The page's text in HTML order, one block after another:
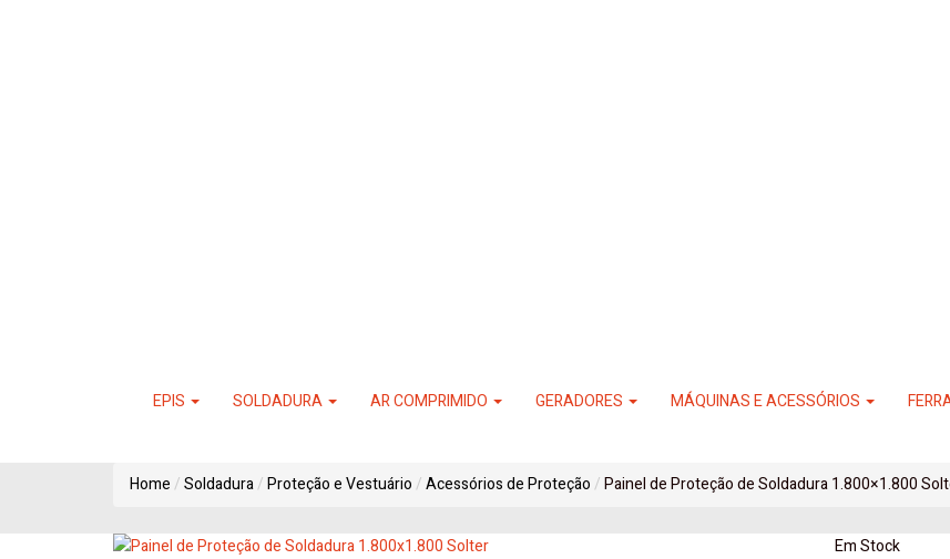
EPIS SOLDADURA AR COMPRIMIDO GERADORES MÁQUINAS E ACESSÓRIOS
Home Soldadura Proteção e Vestuário Acessórios de Proteção Painel de Proteção de Soldadura 1.800×1.800
Em Stock